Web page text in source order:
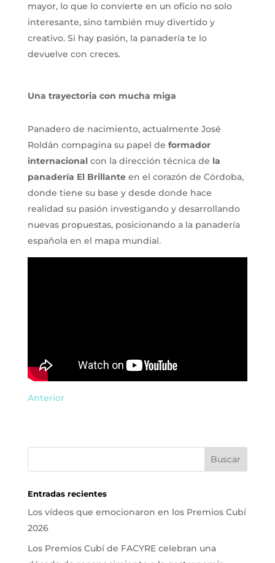
mayor, lo que lo convierte en un oficio no solo
interesante, sino también muy divertido y
creativo. Si hay pasión, la panadería te lo
devuelve con creces.
Una trayectoria con mucha miga
Panadero de nacimiento, actualmente José
Roldán compagina su papel de formador
internacional con la dirección técnica de la
panadería El Brillanteen el corazón de Córdoba,
donde tiene su base y desde donde hace
realidad su pasión investigando y desarrollando
nuevas propuestas, posicionando a la panadería
española en el mapa mundial.
Anterior
Entradas recientes
Los vídeos que emocionaron en los Premios Cubí
2026
Los Premios Cubí de FACYRE celebran una